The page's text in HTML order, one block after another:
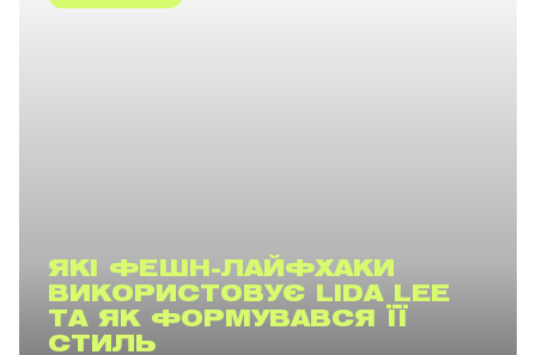
ЯКІ ФЕШН-ЛАЙФХАКИ
ВИКОРИСТОВУЄ LIDA LEE
ТА ЯК ФОРМУВАВСЯ ЇЇ
СТИЛЬ